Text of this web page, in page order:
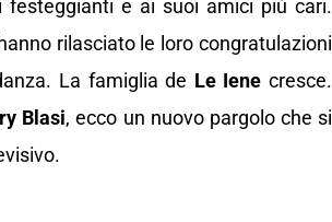
e ai suoi amici più cari.
rilasciato le loro congratulazioni
La famiglia de Le Iene cresce.
Blasi, ecco un nuovo pargolo che si